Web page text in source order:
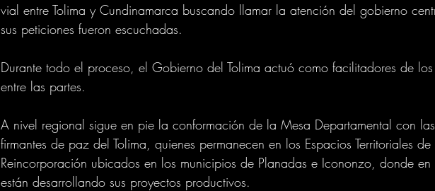
vial entre Tolima y Cundinamarca buscando llamar la atención del gobierno
sus peticiones fueron escuchadas.
Durante todo el proceso, el Gobierno del Tolima actuó como facilitadores de
entre las partes.
A nivel regional sigue en pie la conformación de la Mesa Departamental con
firmantes de paz del Tolima, quienes permanecen en los Espacios Territoriales de
Reincorporación ubicados en los municipios de Planadas e Icononzo, donde
están desarrollando sus proyectos productivos.